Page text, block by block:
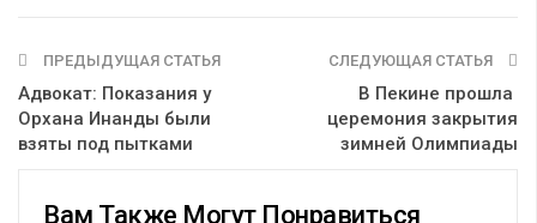
ПРЕДЫДУЩАЯ СТАТЬЯ
Адвокат: Показания у
Орхана Инанды были
взяты под пытками
СЛЕДУЮЩАЯ СТАТЬЯ
В Пекине прошла ​​​​​​​
церемония закрытия
зимней Олимпиады
Вам Также Могут Понравиться